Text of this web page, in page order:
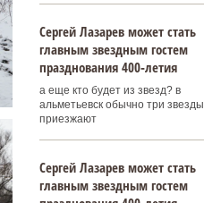
Сергей Лазарев может стать
главным звездным гостем
празднования 400‑летия
а еще кто будет из звезд? в
альметьевск обычно три звезды
приезжают
Сергей Лазарев может стать
главным звездным гостем